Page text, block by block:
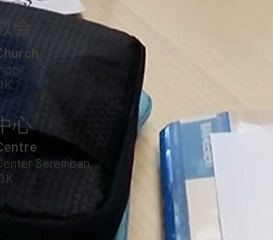
会
心
Seremban,